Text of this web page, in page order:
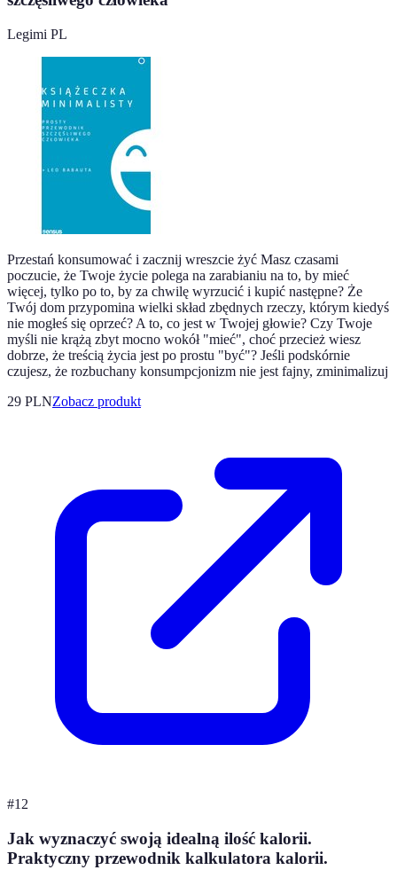
Legimi PL
Przestań konsumować i zacznij wreszcie żyć Masz czasami
poczucie, że Twoje życie polega na zarabianiu na to, by mieć
więcej, tylko po to, by za chwilę wyrzucić i kupić następne? Że
Twój dom przypomina wielki skład zbędnych rzeczy, którym kiedyś
nie mogłeś się oprzeć? A to, co jest w Twojej głowie? Czy Twoje
myśli nie krążą zbyt mocno wokół "mieć", choć przecież wiesz
dobrze, że treścią życia jest po prostu "być"? Jeśli podskórnie
czujesz, że rozbuchany konsumpcjonizm nie jest fajny, zminimalizuj
29 PLNZobacz produkt
#12
Jak wyznaczyć swoją idealną ilość kalorii.
Praktyczny przewodnik kalkulatora kalorii.